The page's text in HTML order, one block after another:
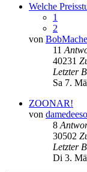
Welche
1
2
von
11
40231
Letzter
Sa 7.
ZOONAR!
von damedeeso
8
30502
Letzter
Di 3.